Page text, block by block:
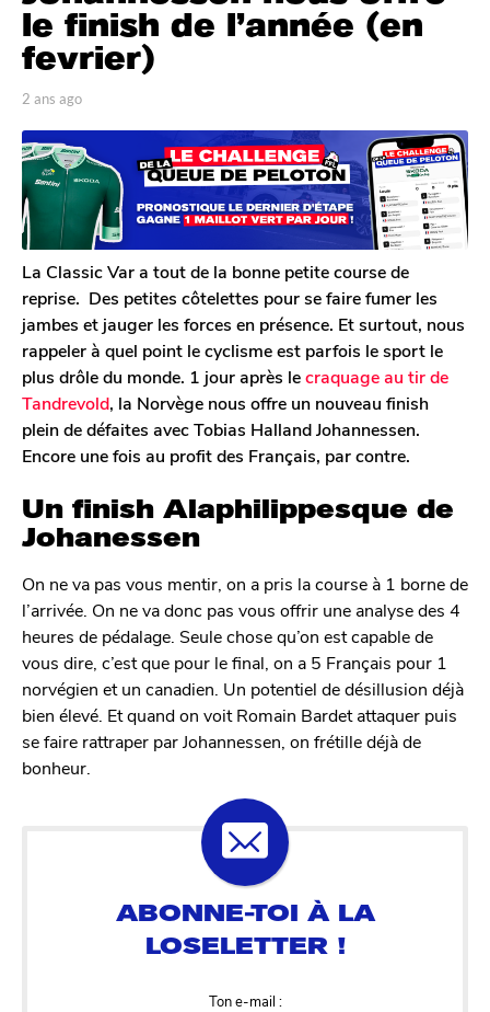
s
a
g
a
n
s
a
g
o
le finish de l’année (en
fevrier)
p
r
A
n
t
o
i
n
D
e
c
l
e
r
c
q
2 ans ago
s
a
La Classic Var a tout de la bonne petite course de
reprise. Des petites côtelettes pour se faire fumer les
jambes et jauger les forces en présence. Et surtout, nous
rappeler à quel point le cyclisme est parfois le sport le
plus drôle du monde. 1 jour après lecraquage au tir de
Tandrevold, la Norvège nous offre un nouveau finish
plein de défaites avec Tobias Halland Johannessen.
Encore une fois au profit des Français, par contre.
Un finish Alaphilippesque de
Johanessen
On ne va pas vous mentir, on a pris la course à 1 borne de
l’arrivée. On ne va donc pas vous offrir une analyse des 4
heures de pédalage. Seule chose qu’on est capable de
vous dire, c’est que pour le final, on a 5 Français pour 1
norvégien et un canadien. Un potentiel de désillusion déjà
bien élevé. Et quand on voit Romain Bardet attaquer puis
se faire rattraper par Johannessen, on frétille déjà de
bonheur.
Ton e-mail :